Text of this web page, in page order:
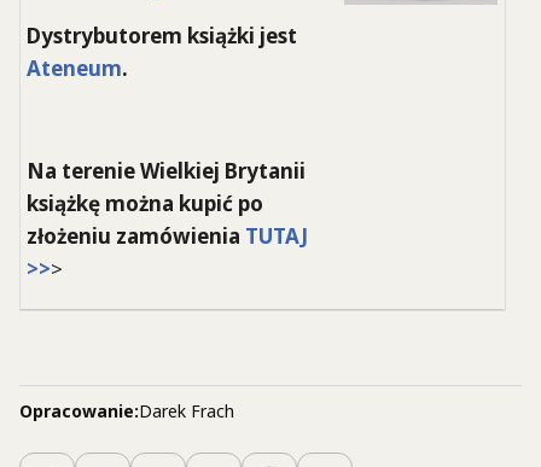
Dystrybutorem książki jest
Ateneum.
Na terenie Wielkiej Brytanii
książkę można kupić po
złożeniu zamówienia TUTAJ
>>>
Opracowanie:Darek Frach